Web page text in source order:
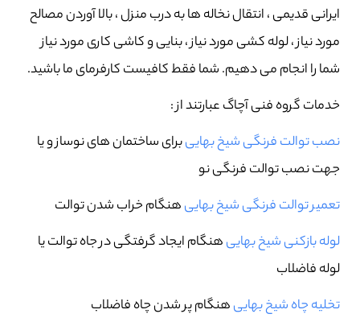
ایرانی قدیمی ، انتقال نخاله ها به درب منزل ، بالا آوردن مصالح
مورد نیاز ، لوله کشی مورد نیاز ، بنایی و کاشی کاری مورد نیاز
شما را انجام می دهیم. شما فقط کافیست کارفرمای ما باشید.
خدمات گروه فنی آچاگ عبارتند از :
نصب توالت فرنگی شیخ بهاییبرای ساختمان های نوساز و یا
جهت نصب توالت فرنگی نو
تعمیر توالت فرنگی شیخ بهاییهنگام خراب شدن توالت
لوله بازکنی شیخ بهاییهنگام ایجاد گرفتگی در جاه توالت یا
لوله فاضلاب
تخلیه چاه شیخ بهاییهنگام پر شدن چاه فاضلاب